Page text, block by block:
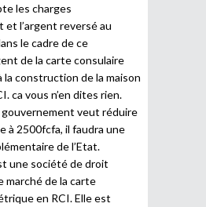
les charges
et l’argent reversé au
le cadre de ce
de la carte consulaire
la construction de la maison
ca vous n’en dites rien.
gouvernement veut réduire
à 2500fcfa, il faudra une
de l’Etat.
une société de droit
marché de la carte
en RCI. Elle est